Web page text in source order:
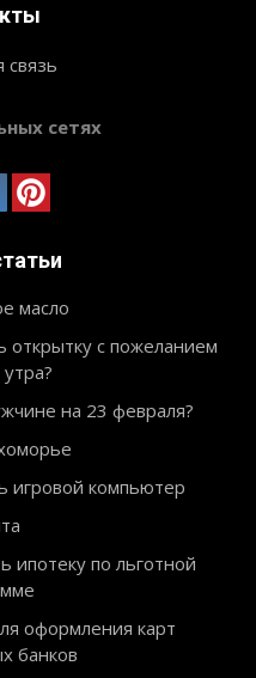
связь
сетях
масло
открытку с пожеланием
на 23 февраля?
игровой компьютер
ипотеку по льготной
оформления карт
банков